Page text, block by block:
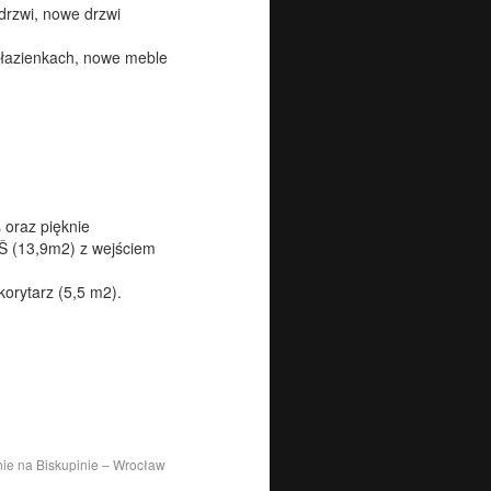
nowe drzwi
nowe meble
pięknie
(13,9m2) z wejściem
(5,5 m2).
na Biskupinie – Wrocław